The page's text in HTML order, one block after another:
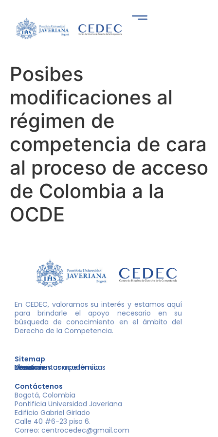
Posibes
modificaciones al
régimen de
competencia de cara
al proceso de acceso
de Colombia a la
OCDE
En CEDEC, valoramos su interés y estamos aquí
para brindarle el apoyo necesario en su
búsqueda de conocimiento en el ámbito del
Derecho de la Competencia.
Sitemap
Inicio
Nosotros
Libros
Decisiones competencia
Eventos
Herramientas académicas
Contáctenos
Bogotá, Colombia
Pontificia Universidad Javeriana
Edificio Gabriel Girlado
Calle 40 #6-23 piso 6.
Correo: centrocedec@gmail.com